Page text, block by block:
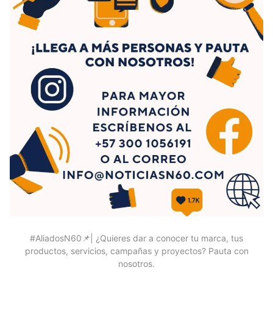
#AliadosN60📌| ¿Quieres dar a conocer tu marca, tus
productos, servicios, campañas y proyectos? Pauta con
nosotros.